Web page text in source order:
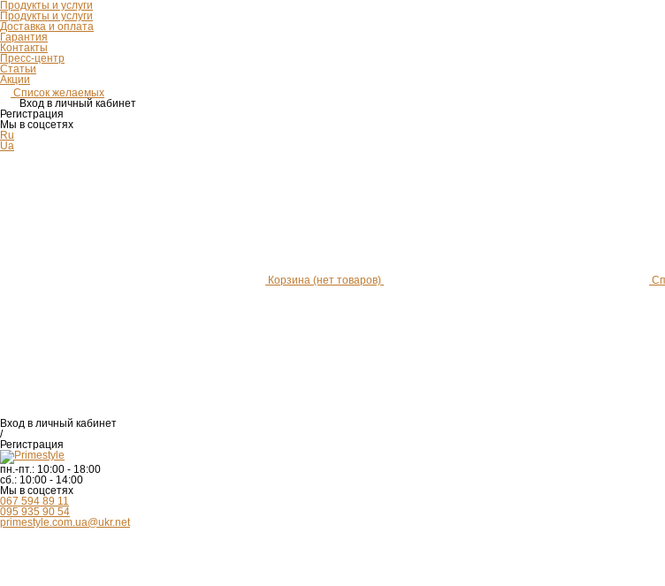
Продукты и услуги
Продукты и услуги
Доставка и оплата
Гарантия
Контакты
Пресс-центр
Статьи
Акции
Список желаемых
Вход в личный кабинет
Регистрация
Мы в соцсетях
Ru
Ua
Корзина (нет товаров)
Вход в личный кабинет
/
Регистрация
пн.-пт.: 10:00 - 18:00
сб.: 10:00 - 14:00
Мы в соцсетях
067 594 89 11
095 935 90 54
primestyle.com.ua@ukr.net